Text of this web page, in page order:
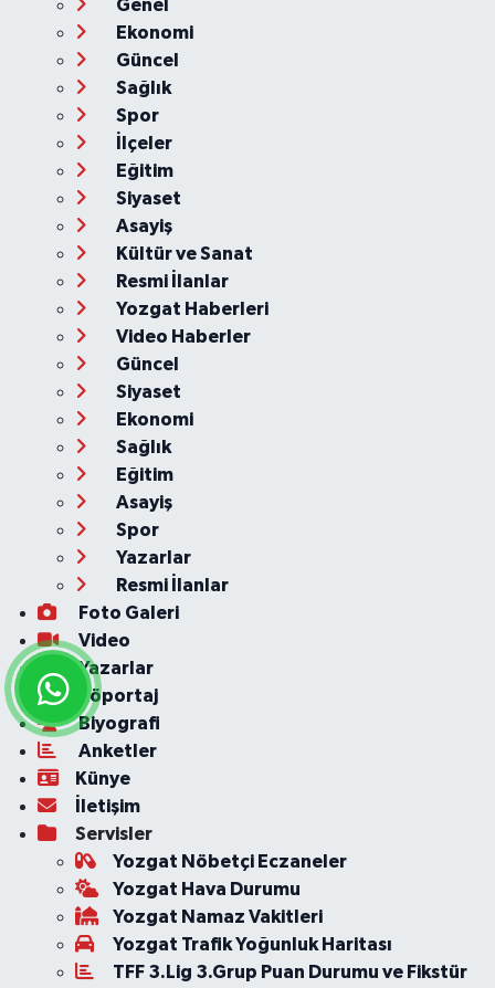
Genel
Ekonomi
Güncel
Sağlık
Spor
İlçeler
Eğitim
Siyaset
Asayiş
Kültür ve Sanat
Resmi İlanlar
Yozgat Haberleri
Video Haberler
Güncel
Siyaset
Ekonomi
Sağlık
Eğitim
Asayiş
Spor
Yazarlar
Resmi İlanlar
Foto Galeri
Video
Yazarlar
Röportaj
Biyografi
Anketler
Künye
İletişim
Servisler
Yozgat Nöbetçi Eczaneler
Yozgat Hava Durumu
Yozgat Namaz Vakitleri
Yozgat Trafik Yoğunluk Haritası
TFF 3.Lig 3.Grup Puan Durumu ve Fikstür